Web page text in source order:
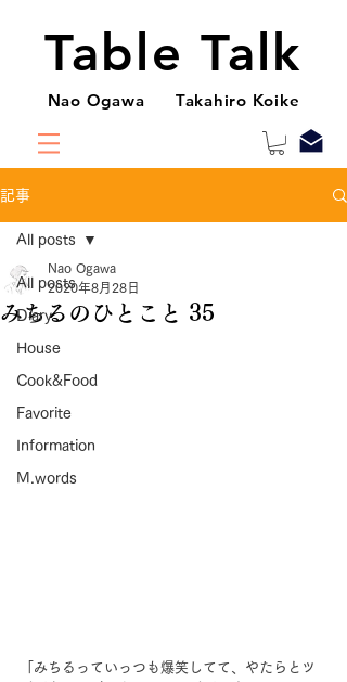
Table Talk
Nao Ogawa Takahiro Koike
記事
All posts
Diary
House
Cook&Food
Favorite
Information
M.words
All posts
みちるのひとこと 35
Nao Ogawa
2020年8月28日
「みちるっていっつも爆笑してて、やたらとツ